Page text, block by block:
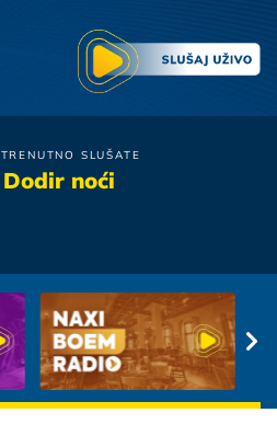
TRENUTNO SLUŠATE
Dodir noćiNovi Fosili